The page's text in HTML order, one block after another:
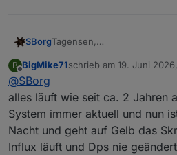
SBorgTagensen,
dem Update zu tun, da
er immer eine "0" stehen hat
Dezimalstellenbereich nie
3.1). Das passiert schon seit
also schon früher auftreten
der Datenpunkt vom
Entscheidend ist die erste
2026-06-18 01:03:00.039
Error in callback:
Er konnte da etwas nicht
Daten-Array angelegt mit
B
Offline
BigMike71schrieb am 19. Juni
zuletzt editiert von
@SBorg
alles läuft wie seit ca. 2 Jahren
System immer aktuell und nun
Nacht und geht auf Gelb das
Influx läuft und Dps nie